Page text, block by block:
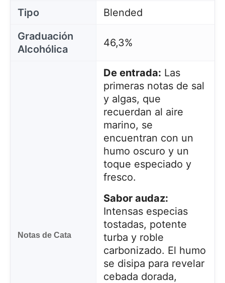
Tipo
Blended
Graduación
Alcohólica
46,3%
Notas de Cata
De entrada: Las
primeras notas de sal
y algas, que
recuerdan al aire
marino, se
encuentran con un
humo oscuro y un
toque especiado y
fresco.
Sabor audaz:
Intensas especias
tostadas, potente
turba y roble
carbonizado. El humo
se disipa para revelar
cebada dorada,